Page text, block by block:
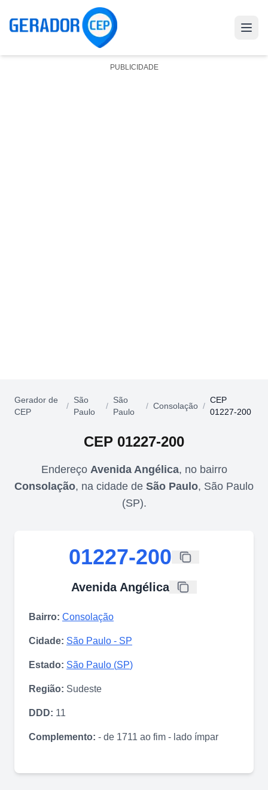
PUBLICIDADE
Gerador de
CEP
/
São
Paulo
/
São
Paulo
/ Consolação /
CEP
01227-200
CEP 01227-200
Endereço Avenida Angélica, no bairro
Consolação, na cidade de São Paulo, São Paulo
(SP).
01227-200
Avenida Angélica
Bairro: Consolação
Cidade: São Paulo - SP
Estado: São Paulo (SP)
Região: Sudeste
DDD: 11
Complemento: - de 1711 ao fim - lado ímpar